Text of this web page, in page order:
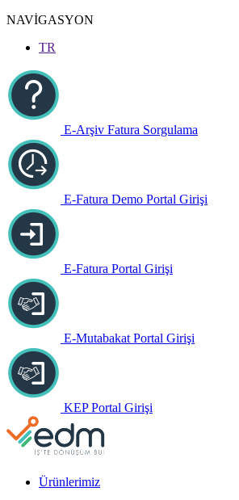
NAVİGASYON
TR
E-Arşiv Fatura Sorgulama
E-Fatura Demo Portal Girişi
E-Fatura Portal Girişi
E-Mutabakat Portal Girişi
KEP Portal Girişi
Ürünlerimiz